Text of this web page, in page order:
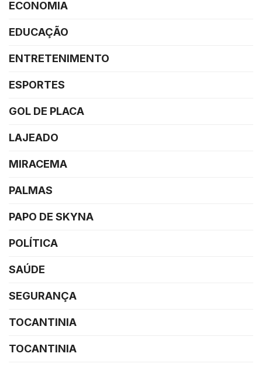
ECONOMIA
EDUCAÇÃO
ENTRETENIMENTO
ESPORTES
GOL DE PLACA
LAJEADO
MIRACEMA
PALMAS
PAPO DE SKYNA
POLÍTICA
SAÚDE
SEGURANÇA
TOCANTINIA
TOCANTINIA